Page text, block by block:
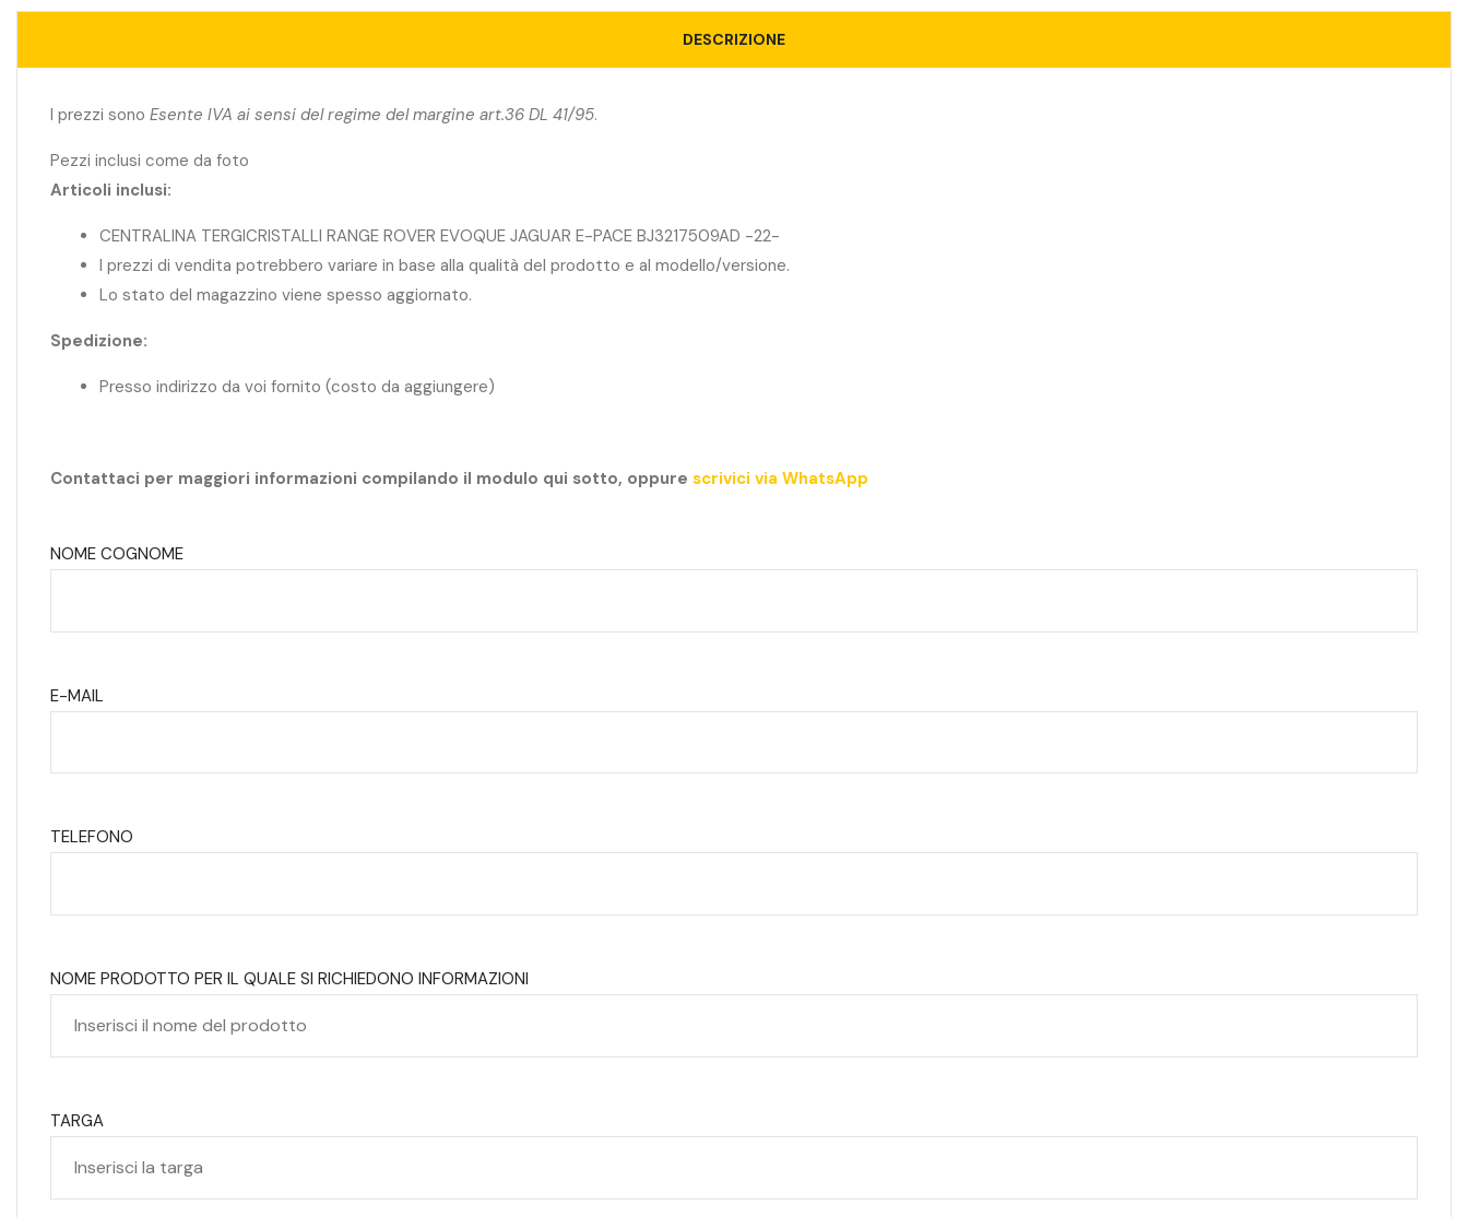
DESCRIZIONE
I prezzi sono Esente IVA ai sensi del regime del margine art.36 DL 41/95.
Pezzi inclusi come da foto
Articoli inclusi:
CENTRALINA TERGICRISTALLI RANGE ROVER EVOQUE JAGUAR E-PACE BJ3217509AD -22-
I prezzi di vendita potrebbero variare in base alla qualità del prodotto e al modello/versione.
Lo stato del magazzino viene spesso aggiornato.
Spedizione:
Presso indirizzo da voi fornito (costo da aggiungere)
Contattaci per maggiori informazioni compilando il modulo qui sotto, oppure scrivici via WhatsApp
NOME COGNOME
E-MAIL
TELEFONO
NOME PRODOTTO PER IL QUALE SI RICHIEDONO INFORMAZIONI
TARGA